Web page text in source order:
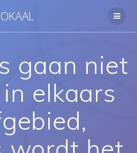
naar
gaan niet
elkaars